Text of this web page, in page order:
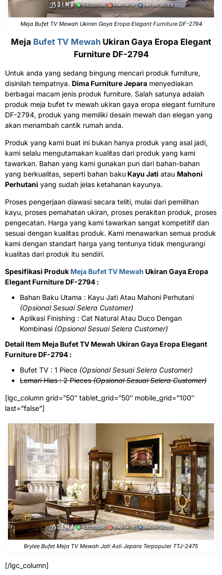
Meja Bufet TV Mewah Ukiran Gaya Eropa Elegant Furniture DF-2794
Meja Bufet TV Mewah Ukiran Gaya Eropa Elegant
Furniture DF-2794
Untuk anda yang sedang bingung mencari produk furniture,
disinilah tempatnya. Dima Furniture Jepara menyediakan
berbagai macam jenis produk furniture. Salah satunya adalah
produk meja bufet tv mewah ukiran gaya eropa elegant furniture
DF-2794, produk yang memiliki desain mewah dan elegan yang
akan menambah cantik rumah anda.
Produk yang kami buat ini bukan hanya produk yang asal jadi,
kami selalu mengutamakan kualitas dari produk yang kami
tawarkan. Bahan yang kami gunakan pun dari bahan-bahan
yang berkualitas, seperti bahan baku Kayu Jati atau Mahoni
Perhutani yang sudah jelas ketahanan kayunya.
Proses pengerjaan diawasi secara teliti, mulai dari pemilihan
kayu, proses pemahatan ukiran, proses perakitan produk, proses
pengecatan. Harga yang kami tawarkan sangat kompetitif dan
sesuai dengan kualitas produk. Kami menawarkan semua produk
kami dengan standart harga yang tentunya tidak mengurangi
kualitas dari produk itu sendiri.
Spesifikasi Produk Meja Bufet TV Mewah Ukiran Gaya Eropa
Elegant Furniture DF-2794 :
Bahan Baku Utama : Kayu Jati Atau Mahoni Perhutani
(Opsional Sesuai Selera Customer)
Aplikasi Finishing : Cat Natural Atau Duco Dengan
Kombinasi (Opsional Sesuai Selera Customer)
Detail Item Meja Bufet TV Mewah Ukiran Gaya Eropa Elegant
Furniture DF-2794 :
Bufet TV : 1 Piece (Opsional Sesuai Selera Customer)
Lemari Hias : 2 Pieces(Opsional Sesuai Selera Customer)
[lgc_column grid=”50″ tablet_grid=”50″ mobile_grid=”100″
last=”false”]
Brylee Bufet Meja TV Mewah Jati Asli Jepara Terpopuler TTJ-2475
[/lgc_column]